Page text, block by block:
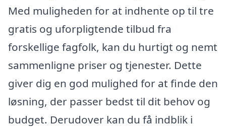
Med muligheden for at indhente op til tre
gratis og uforpligtende tilbud fra
forskellige fagfolk, kan du hurtigt og nemt
sammenligne priser og tjenester. Dette
giver dig en god mulighed for at finde den
løsning, der passer bedst til dit behov og
budget. Derudover kan du få indblik i